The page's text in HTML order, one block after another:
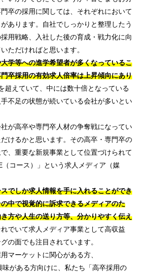
卒の採用に関しては、それぞれにおいて
あります。自社でしっかりと整理したう
用戦略、入社した後の育成・戦力化に向
ただければと思います。
学等への進学希望者が多くなっているこ
卒採用の有効求人倍率は上昇傾向にあり
超えていて、中には数十倍となっている
不足の状態が続いている会社が多いとい
が高卒や専門卒人材の争奪戦になってい
けるかと思います。その高卒・専門卒の
、重要な新規事業として位置づけられて
（コース）」という求人メディア（媒
でしか求人情報を手に入れることができ
中で視覚的に訴求できるメディアのた
方や人生の送り方等、分かりやすく伝え
れでいて求人メディア事業として高収益
の面でも注目されています。
マーケットに関心がある方、
味がある方向けに、私たち「高卒採用の